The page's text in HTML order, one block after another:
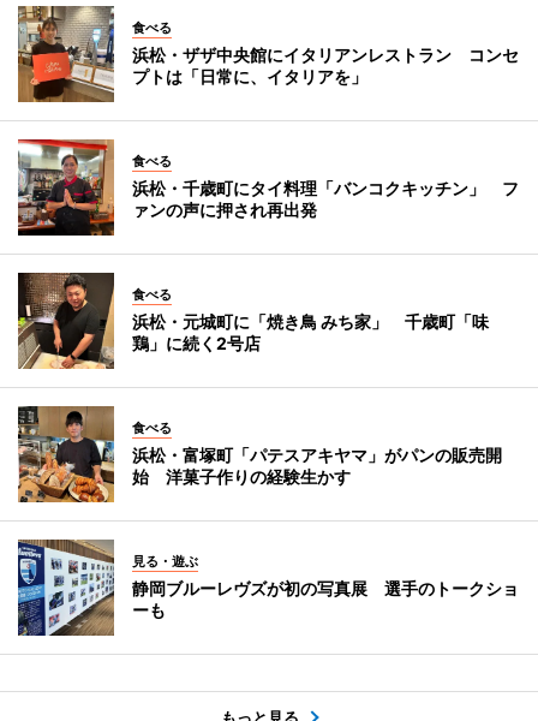
食べる
浜松・ザザ中央館にイタリアンレストラン コンセ
プトは「日常に、イタリアを」
食べる
浜松・千歳町にタイ料理「バンコクキッチン」 フ
ァンの声に押され再出発
食べる
浜松・元城町に「焼き鳥 みち家」 千歳町「味
鶏」に続く2号店
食べる
浜松・富塚町「パテスアキヤマ」がパンの販売開
始 洋菓子作りの経験生かす
見る・遊ぶ
静岡ブルーレヴズが初の写真展 選手のトークショ
ーも